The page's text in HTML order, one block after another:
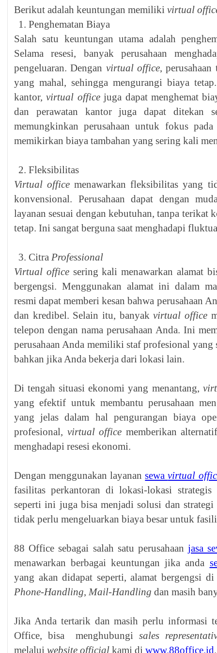
Berikut adalah keuntungan memiliki virtual
Penghematan Biaya
Salah satu keuntungan utama adalah
Selama resesi, banyak perusahaan
pengeluaran. Dengan virtual office,
yang mahal, sehingga mengurangi biaya
kantor,virtual officejuga dapat menghemat
dan perawatan kantor juga dapat ditekan
memungkinkan perusahaan untuk fokus
memikirkan biaya tambahan yang sering kali
Fleksibilitas
Virtual office menawarkan fleksibilitas yang
konvensional. Perusahaan dapat dengan
layanan sesuai dengan kebutuhan, tanpa terikat
tetap. Ini sangat berguna saat menghadapi
Citra Professional
Virtual office sering kali menawarkan alamat
bergengsi. Menggunakan alamat ini dalam
resmi dapat memberi kesan bahwa perusahaan
dan kredibel. Selain itu, banyakvirtual office
telepon dengan nama perusahaan Anda. Ini
perusahaan Anda memiliki staf profesional
bahkan jika Anda bekerja dari lokasi lain.
Di tengah situasi ekonomi yang menantang,
yang efektif untuk membantu perusahaan
yang jelas dalam hal pengurangan biaya
profesional, virtual office memberikan
menghadapi resesi ekonomi.
Dengan menggunakan layanansewavirtual
fasilitas perkantoran di lokasi-lokasi strategis
seperti ini juga bisa menjadi solusi dan
tidak perlu mengeluarkan biaya besar untuk
88 Office sebagai salah satu perusahaanjasa
menawarkan berbagai keuntungan jika anda
yang akan didapat seperti, alamat bergengsi
Phone-Handling, Mail-Handling dan masih
Jika Anda tertarik dan masih perlu
Office, bisa menghubungisales
melalui website official kami di www.88office.id.